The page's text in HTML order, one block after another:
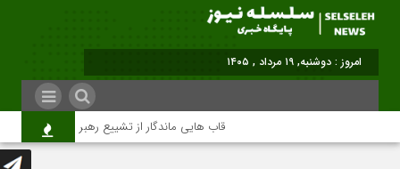
امروز : دوشنبه, ۱۹ مرداد , ۱۴۰۵
قاب هایی ماندگار از تشییع رهبر شهید در تهران